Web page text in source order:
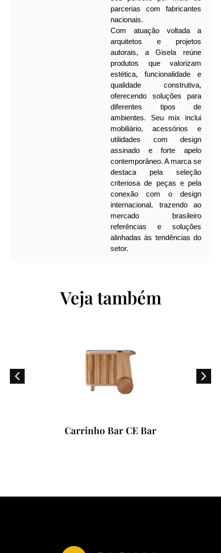
parcerias com fabricantes
nacionais.
Com atuação voltada a
arquitetos e projetos
autorais, a Gisela reúne
produtos que valorizam
estética, funcionalidade e
qualidade construtiva,
oferecendo soluções para
diferentes tipos de
ambientes. Seu mix inclui
mobiliário, acessórios e
utilidades com design
assinado e forte apelo
contemporâneo. A marca se
destaca pela seleção
criteriosa de peças e pela
conexão com o design
internacional, trazendo ao
mercado brasileiro
referências e soluções
alinhadas às tendências do
setor.
Veja também
Carrinho Bar CE Bar